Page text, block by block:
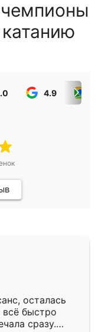
4.9
осталась
быстро
сразу.